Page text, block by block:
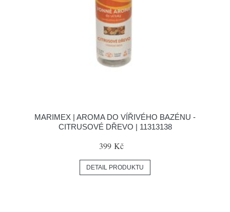
MARIMEX | AROMA DO VÍŘIVÉHO BAZÉNU -
CITRUSOVÉ DŘEVO | 11313138
399 Kč
DETAIL PRODUKTU